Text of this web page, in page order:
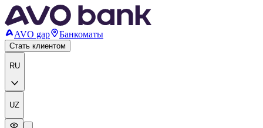
AVO gap Банкоматы
Стать клиентом
RU
UZ